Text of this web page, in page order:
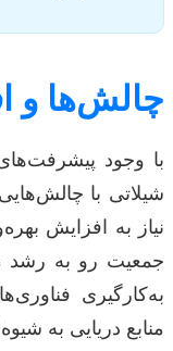
چالش‌ها و
با وجود
شیلاتی با
نیاز به افزایش
جمعیت رو به رشد
به‌کارگیری
منابع دریایی به